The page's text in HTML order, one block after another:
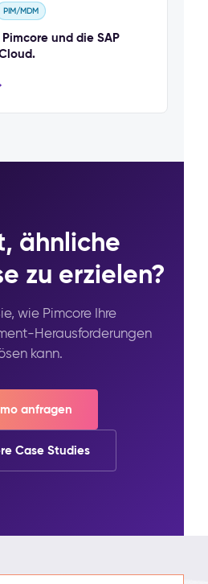
PIM/MDM
und die SAP
ähnliche
zu erzielen?
wie Pimcore Ihre
Herausforderungen
kann.
anfragen
Case Studies